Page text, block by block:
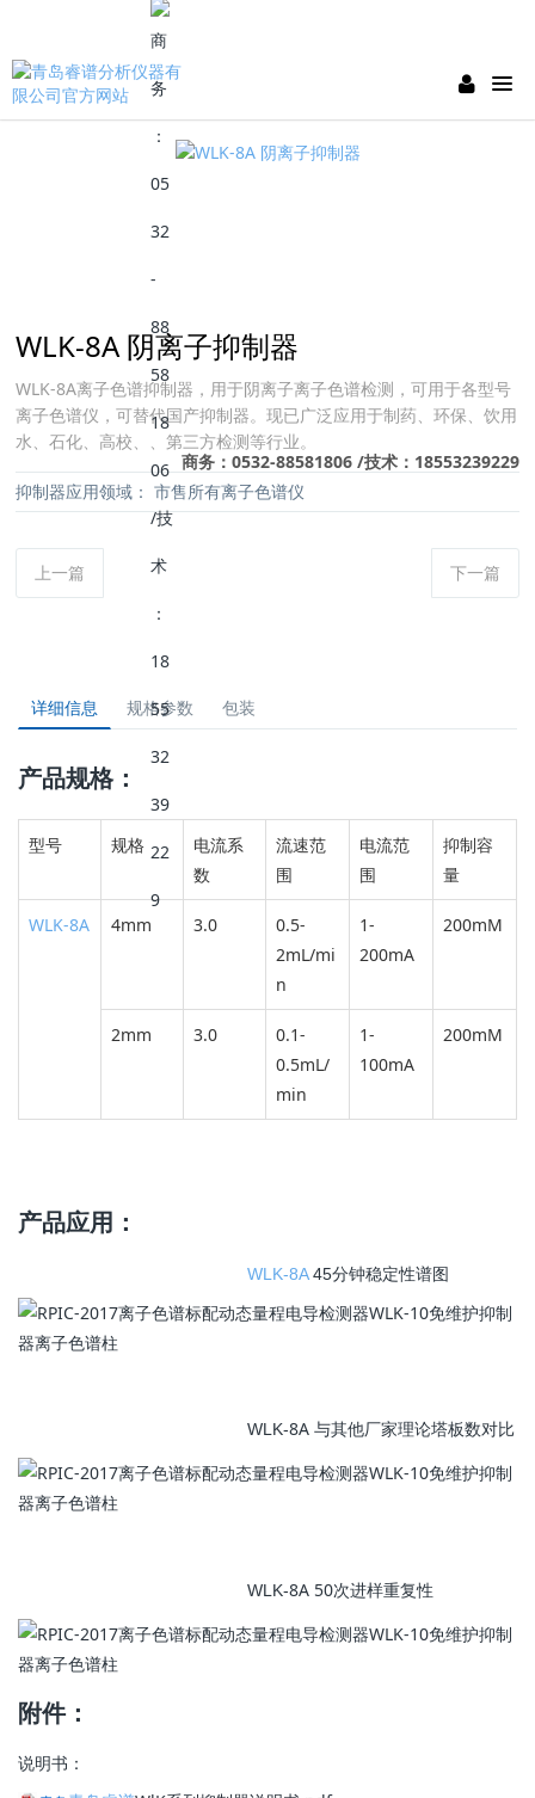
商务：0532-88581806 /技术：18553239229
WLK-8A 阴离子抑制器
WLK-8A离子色谱抑制器，用于阴离子离子色谱检测，可用于各型号
离子色谱仪，可替代国产抑制器。现已广泛应用于制药、环保、饮用
水、石化、高校、、第三方检测等行业。
抑制器应用领域 ： 市售所有离子色谱仪
上一篇 下一篇
详细信息 规格参数 包装
产品规格：
型号 规格
电流系
数
流速范
围
电流范
围
抑制容
量
WLK-8A 4mm 3.0
0.5-
2mL/mi
n
1-
200mA
200mM
2mm 3.0
0.1-
0.5mL/
min
1-
100mA
200mM
产品应用：
WLK-8A45分钟稳定性谱图
WLK-8A 与其他厂家理论塔板数对比
WLK-8A 50次进样重复性
附件：
说明书：